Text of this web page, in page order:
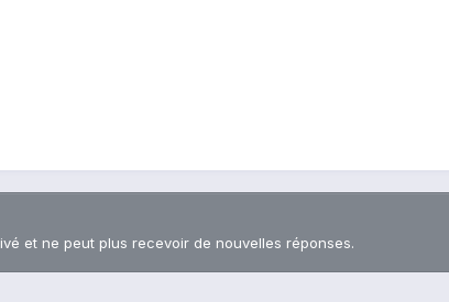
et ne peut plus recevoir de nouvelles réponses.